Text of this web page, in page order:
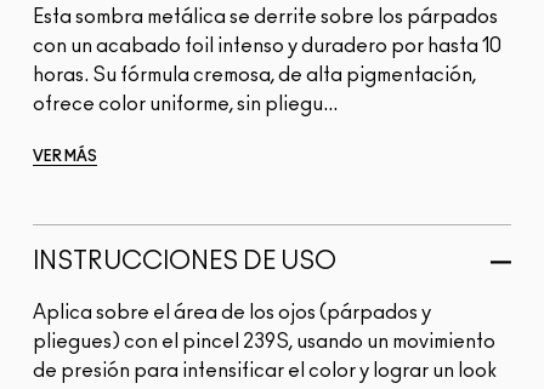
Esta sombra metálica se derrite sobre los párpados
con un acabado foil intenso y duradero por hasta 10
horas. Su fórmula cremosa, de alta pigmentación,
ofrece color uniforme, sin pliegu...
VER MÁS
INSTRUCCIONES DE USO
Aplica sobre el área de los ojos (párpados y
pliegues) con el pincel 239S, usando un movimiento
de presión para intensificar el color y lograr un look